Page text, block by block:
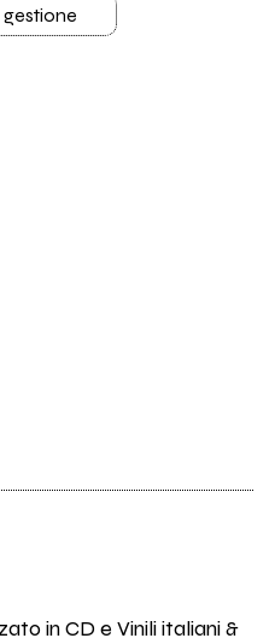
gestione
in CD e Vinili italiani &